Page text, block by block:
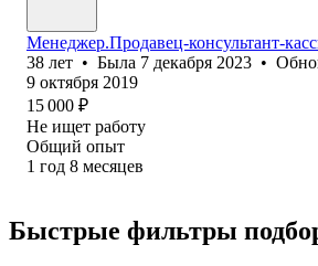
Менеджер.Продавец-консультант-
38 лет • Была 7 декабря 2023 •
9 октября 2019
15 000 ₽
Не ищет работу
Общий опыт
1 год 8 месяцев
Быстрые фильтры